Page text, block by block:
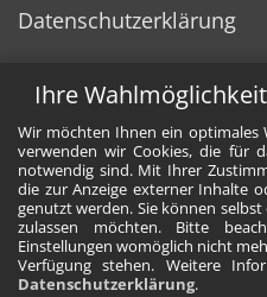
Ihre
Wir möchten Ihnen ein optimales
verwenden wir Cookies, die für
notwendig sind. Mit Ihrer
die zur Anzeige externer Inhalte
genutzt werden. Sie können
zulassen möchten. Bitte
Einstellungen womöglich nicht
Verfügung stehen. Weitere
Datenschutzerklärung.
Datenschutzerklärung